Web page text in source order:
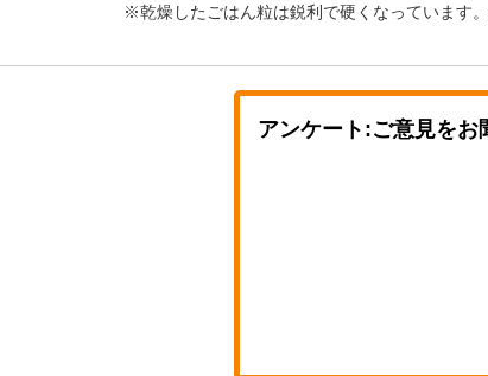
※乾燥したごはん粒は鋭利で硬くなっています
アンケート:ご意見をお